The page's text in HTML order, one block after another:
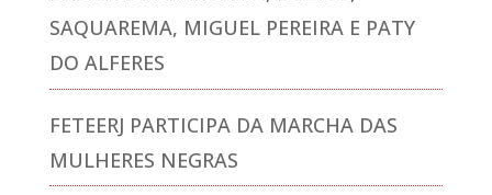
SAQUAREMA, MIGUEL PEREIRA E PATY
DO ALFERES
FETEERJ PARTICIPA DA MARCHA DAS
MULHERES NEGRAS